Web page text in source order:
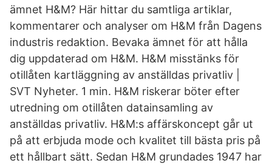
ämnet H&M? Här hittar du samtliga artiklar,
kommentarer och analyser om H&M från Dagens
industris redaktion. Bevaka ämnet för att hålla
dig uppdaterad om H&M. H&M misstänks för
otillåten kartläggning av anställdas privatliv |
SVT Nyheter. 1 min. H&M riskerar böter efter
utredning om otillåten datainsamling av
anställdas privatliv. H&M:s affärskoncept går ut
på att erbjuda mode och kvalitet till bästa pris på
ett hållbart sätt. Sedan H&M grundades 1947 har